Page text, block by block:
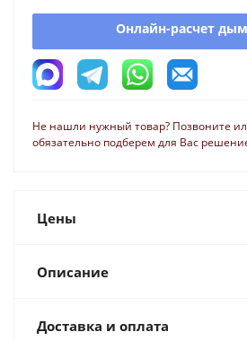
Онлайн-расчет
Не нашли нужный товар? Позвоните
обязательно подберем для Вас
Цены
Описание
Доставка и оплата